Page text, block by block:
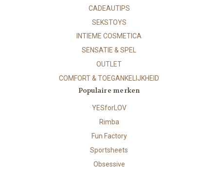
CADEAUTIPS
SEKSTOYS
INTIEME COSMETICA
SENSATIE & SPEL
OUTLET
COMFORT & TOEGANKELIJKHEID
Populaire merken
YESforLOV
Rimba
Fun Factory
Sportsheets
Obsessive